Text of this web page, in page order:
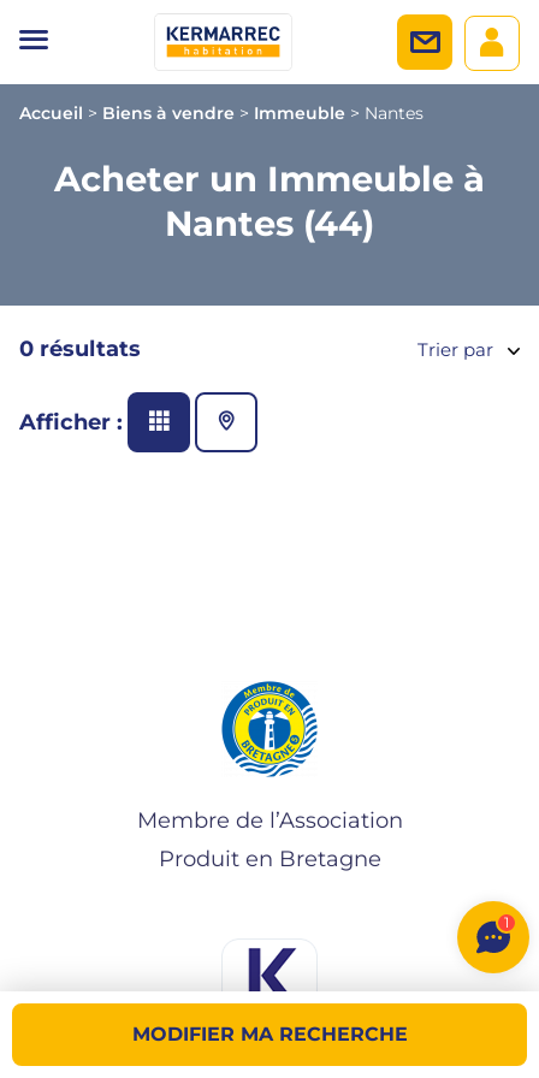
Accueil > Biens à vendre > Immeuble > Nantes
Acheter un Immeuble à
Nantes (44)
MODIFIER MA RECHERCHE
0 résultats Trier par
Afficher :
Membre de l’Association
Produit en Bretagne
1